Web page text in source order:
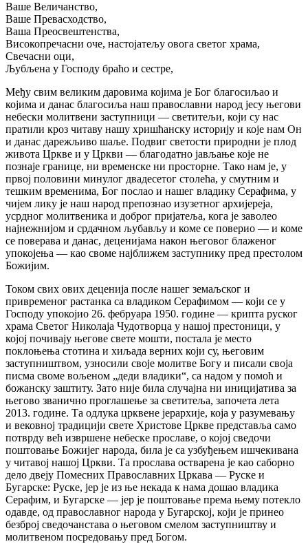
Ваше Величанство,
Ваше Превасходство,
Ваша Преосвештенства,
Високопречасни оче, настојатељу овога светог храма,
Свечасни оци,
Љубљена у Господу браћо и сестре,
Међу свим великим даровима којима је Бог благосиљао и
којима и данас благосиља наш православни народ јесу његови
небески молитвени заступници — светитељи, који су нас
пратили кроз читаву нашу хришћанску историју и које нам Он
и данас дарежљиво шаље. Подвиг светости природни је плод
живота Цркве и у Цркви — благодатно јављање које не
познаје границе, ни временске ни просторне. Тако нам је, у
првој половини минулог двадесетог столећа, у смутним и
тешким временима, Бог послао и нашег владику Серафима, у
чијем лику је наш народ препознао изузетног архијереја,
усрдног молитвеника и доброг пријатеља, кога је заволео
најнежнијом и срдачном љубављу и коме се поверио — и коме
се поверава и данас, деценијама након његовог блаженог
упокојења — као своме најближем заступнику пред престолом
Божијим.
Током свих ових деценија после нашег земаљског и
привременог растанка са владиком Серафимом — који се у
Господу упокојио 26. фебруара 1950. године — крипта руског
храма Светог Николаја Чудотворца у нашој престоници, у
којој почивају његове свете мошти, постала је место
поклоњења стотина и хиљада верних који су, његовим
заступништвом, узносили своје молитве Богу и писали своја
писма своме вољеном „деди владики“, са надом у помоћ и
божанску заштиту. Зато није била случајна ни иницијатива за
његово званично проглашење за светитеља, започета лета
2013. године. Та одлука црквене јерархије, која у разумевању
и вековној традицији свете Христове Цркве представља само
потврду већ извршене небеске прославе, о којој сведочи
поштовање Божијег народа, била је са узбуђењем ишчекивана
у читавој нашој Цркви. Та прослава остварена је као саборно
дело двеју Помесних Православних Цркава — Руске и
Бугарске: Руске, јер је из ње некада к нама дошао владика
Серафим, и Бугарске — јер је поштовање према њему потекло
одавде, од православног народа у Бугарској, који је принео
безброј сведочанстава о његовом смелом заступништву и
молитвеном посредовању пред Богом.